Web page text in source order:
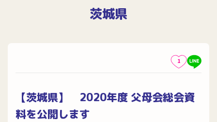
茨城県
1
【茨城県】 2020年度 父母会総会資
料を公開します